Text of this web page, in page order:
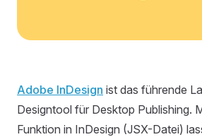
Adobe InDesign ist das führende
Designtool für Desktop Publishing.
Funktion in InDesign (JSX-Datei)